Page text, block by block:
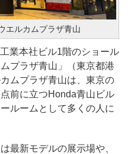
エルカムプラザ青山
業本社ビル1階のショール
プラザ青山」（東京都港
ムプラザ青山は、東京の
前に立つHonda青山ビル
ルームとして多くの人に
最新モデルの展示場や、